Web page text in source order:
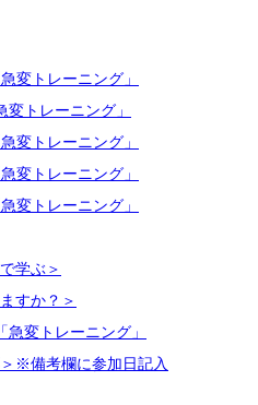
変トレーニング」
トレーニング」
変トレーニング」
変トレーニング」
変トレーニング」
学ぶ＞
すか？＞
変トレーニング」
※備考欄に参加日記入